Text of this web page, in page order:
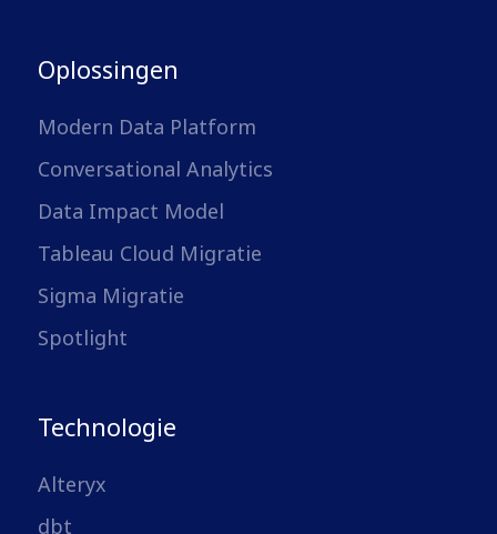
Oplossingen
Modern Data Platform
Conversational Analytics
Data Impact Model
Tableau Cloud Migratie
Sigma Migratie
Spotlight
Technologie
Alteryx
dbt